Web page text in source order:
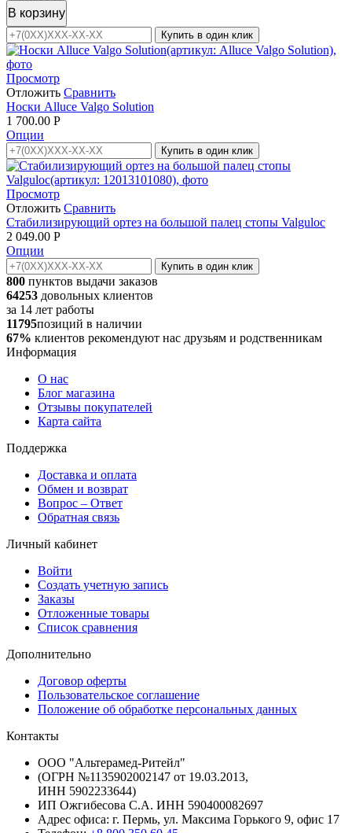
В корзину
Купить в один клик
Просмотр
Отложить Сравнить
Носки Alluce Valgo Solution
1 700.00 Р
Опции
Купить в один клик
Просмотр
Отложить Сравнить
Стабилизирующий ортез на большой палец стопы Valguloc
2 049.00 Р
Опции
Купить в один клик
800 пунктов выдачи заказов
64253 довольных клиентов
за 14 лет работы
11795позиций в наличии
67% клиентов рекомендуют нас друзьям и родственникам
Информация
О нас
Блог магазина
Отзывы покупателей
Карта сайта
Поддержка
Доставка и оплата
Обмен и возврат
Вопрос – Ответ
Обратная связь
Личный кабинет
Войти
Создать учетную запись
Заказы
Отложенные товары
Список сравнения
Дополнительно
Договор оферты
Пользовательское соглашение
Положение об обработке персональных данных
Контакты
ООО "Альтерамед-Ритейл"
(ОГРН №1135902002147 от 19.03.2013,
ИНН 5902233644)
ИП Ожгибесова С.А. ИНН 590400082697
Адрес офиса: г. Пермь, ул. Максима Горького 9, офис 17